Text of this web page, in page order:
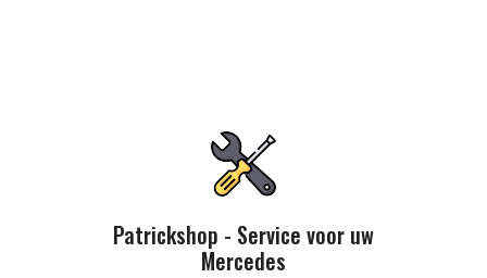
Patrickshop - Service voor uw
Mercedes